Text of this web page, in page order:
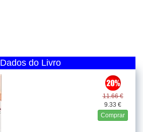
Dados do Livro
11.66 €
9.33 €
Comprar